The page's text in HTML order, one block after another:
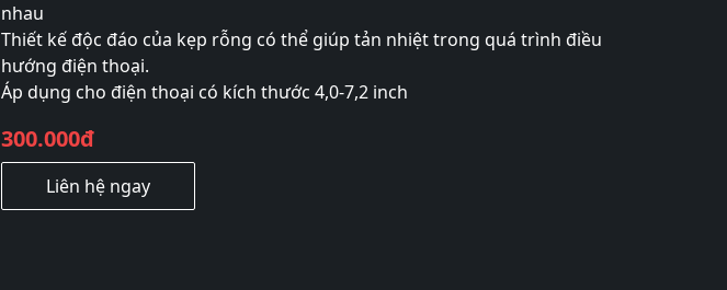
nhau
Thiết kế độc đáo của kẹp rỗng có thể giúp tản nhiệt trong quá trình điều
hướng điện thoại.
Áp dụng cho điện thoại có kích thước 4,0-7,2 inch
300.000đ
Liên hệ ngay